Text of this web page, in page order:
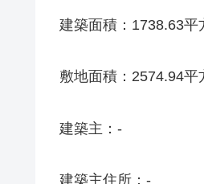
建築面積：1738.63平
敷地面積：2574.94平
建築主：-
建築主住所：-